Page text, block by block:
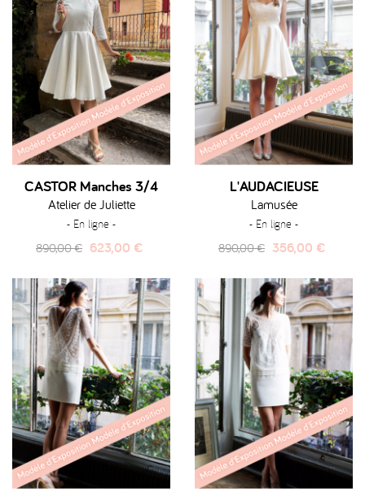
CASTOR Manches 3/4
Atelier de Juliette
- En ligne -
Prix
890,00 € Prix
623,00 €
L'AUDACIEUSE
Lamusée
- En ligne -
Prix
890,00 € Prix
356,00 €